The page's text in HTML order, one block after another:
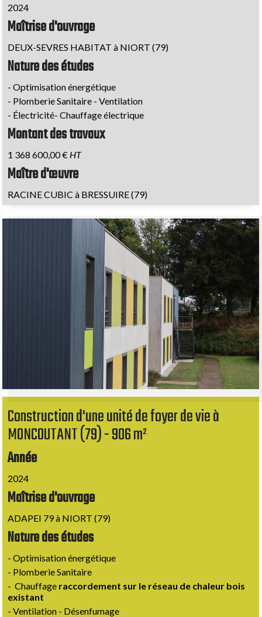
2024
Maîtrise d'ouvrage
DEUX-SEVRES HABITAT à NIORT (79)
Nature des études
- Optimisation énergétique
- Plomberie Sanitaire - Ventilation
- Électricité- Chauffage électrique
Montant des travaux
1 368 600,00 € HT
Maître d'œuvre
RACINE CUBIC à BRESSUIRE (79)
Construction d'une unité de foyer de vie à
MONCOUTANT (79) - 906 m²
Année
2024
Maîtrise d'ouvrage
ADAPEI 79 à NIORT (79)
Nature des études
- Optimisation énergétique
- Plomberie Sanitaire
- Chauffage raccordement sur le réseau de chaleur bois
existant
- Ventilation - Désenfumage